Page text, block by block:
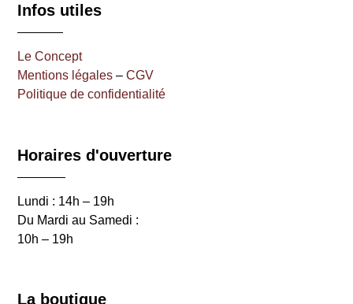
Infos utiles
Le Concept
Mentions légales –CGV
Politique de confidentialité
Horaires d'ouverture
Lundi : 14h – 19h
Du Mardi au Samedi :
10h – 19h
La boutique